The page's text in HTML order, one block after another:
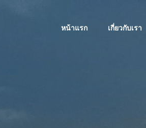
หน้าแรก เกี่ยวกับเรา